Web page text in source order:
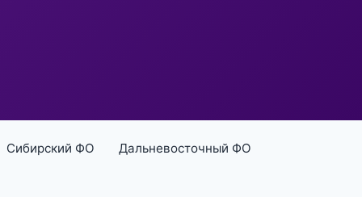
Сибирский ФО Дальневосточный ФО